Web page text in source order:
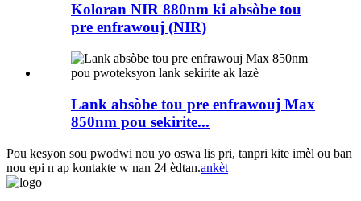
Koloran NIR 880nm ki absòbe tou
pre enfrawouj (NIR)
Lank absòbe tou pre enfrawouj Max
850nm pou sekirite...
Pou kesyon sou pwodwi nou yo oswa lis pri, tanpri kite imèl ou ban
nou epi n ap kontakte w nan 24 èdtan.ankèt